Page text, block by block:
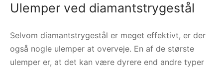
Ulemper ved diamantstrygestål
Selvom diamantstrygestål er meget effektivt, er der
også nogle ulemper at overveje. En af de største
ulemper er, at det kan være dyrere end andre typer